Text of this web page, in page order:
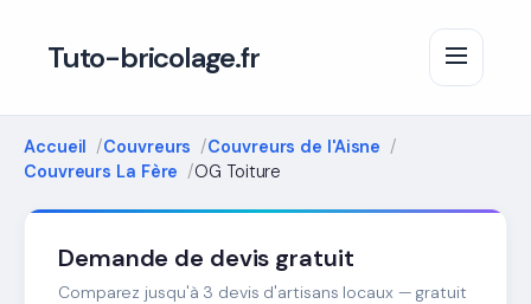
Tuto-bricolage.fr
Accueil Couvreurs
Couvreurs de l'Aisne
Couvreurs La Fère
OG Toiture
Demande de devis gratuit
Comparez jusqu'à 3 devis d'artisans locaux — gratuit